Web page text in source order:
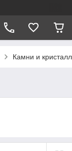
Камни и